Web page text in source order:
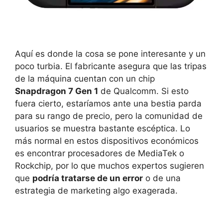
Aquí es donde la cosa se pone interesante y un
poco turbia. El fabricante asegura que las tripas
de la máquina cuentan con un chip
Snapdragon 7 Gen 1 de Qualcomm. Si esto
fuera cierto, estaríamos ante una bestia parda
para su rango de precio, pero la comunidad de
usuarios se muestra bastante escéptica. Lo
más normal en estos dispositivos económicos
es encontrar procesadores de MediaTek o
Rockchip, por lo que muchos expertos sugieren
que podría tratarse de un error o de una
estrategia de marketing algo exagerada.